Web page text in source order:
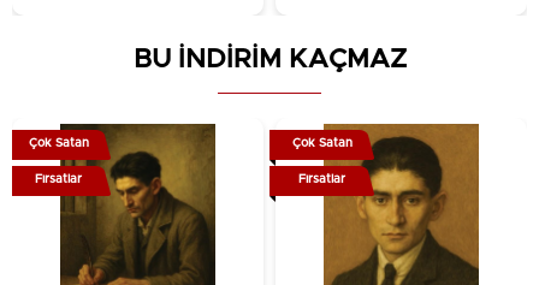
BU İNDİRİM KAÇMAZ
Çok Satan
Fırsatlar
Çok Satan
Fırsatlar